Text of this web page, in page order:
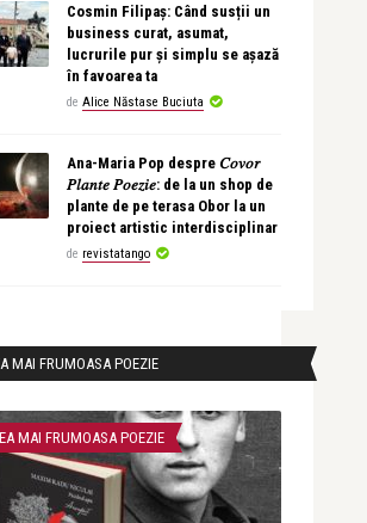
Cosmin Filipaș: Când susții un
business curat, asumat,
lucrurile pur și simplu se așază
în favoarea ta
de Alice Năstase Buciuta
Ana-Maria Pop despre 𝐶𝑜𝑣𝑜𝑟
𝑃𝑙𝑎𝑛𝑡𝑒 𝑃𝑜𝑒𝑧𝑖𝑒: de la un shop de
plante de pe terasa Obor la un
proiect artistic interdisciplinar
de revistatango
MAI FRUMOASA POEZIE
MAI FRUMOASA POEZIE